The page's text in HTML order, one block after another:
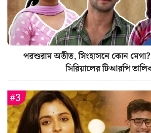
পরশুরাম অতীত, সিংহাসনে কোন মেগা?
সিরিয়ালের টিআরপি